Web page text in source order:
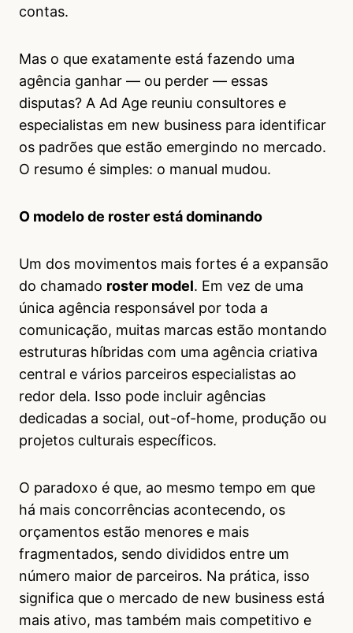
contas.
Mas o que exatamente está fazendo uma
agência ganhar — ou perder — essas
disputas? A Ad Age reuniu consultores e
especialistas em new business para identificar
os padrões que estão emergindo no mercado.
O resumo é simples: o manual mudou.
O modelo de roster está dominando
Um dos movimentos mais fortes é a expansão
do chamado roster model. Em vez de uma
única agência responsável por toda a
comunicação, muitas marcas estão montando
estruturas híbridas com uma agência criativa
central e vários parceiros especialistas ao
redor dela. Isso pode incluir agências
dedicadas a social, out-of-home, produção ou
projetos culturais específicos.
O paradoxo é que, ao mesmo tempo em que
há mais concorrências acontecendo, os
orçamentos estão menores e mais
fragmentados, sendo divididos entre um
número maior de parceiros. Na prática, isso
significa que o mercado de new business está
mais ativo, mas também mais competitivo e